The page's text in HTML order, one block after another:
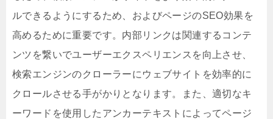
ルできるようにするため、およびページのSEO効果を
高めるために重要です。内部リンクは関連するコンテ
ンツを繋いでユーザーエクスペリエンスを向上させ、
検索エンジンのクローラーにウェブサイトを効率的に
クロールさせる手がかりとなります。また、適切なキ
ーワードを使用したアンカーテキストによってページ